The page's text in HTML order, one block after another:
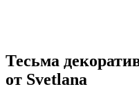
Тесьма
от Svetlana